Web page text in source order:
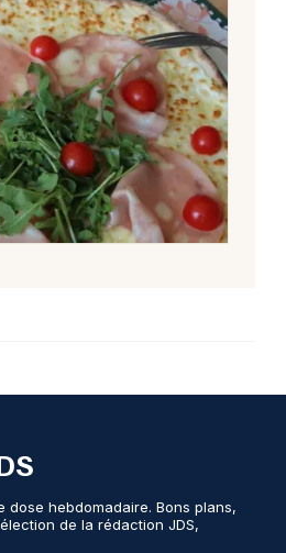
dose hebdomadaire. Bons plans,
de la rédaction JDS,